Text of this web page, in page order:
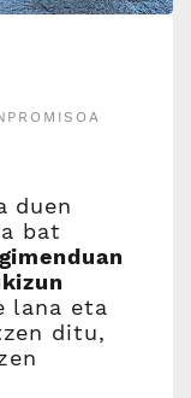
duen
bat
lana eta
ditu,